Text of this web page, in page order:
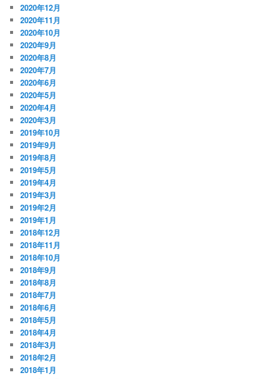
2020年12月
2020年11月
2020年10月
2020年9月
2020年8月
2020年7月
2020年6月
2020年5月
2020年4月
2020年3月
2019年10月
2019年9月
2019年8月
2019年5月
2019年4月
2019年3月
2019年2月
2019年1月
2018年12月
2018年11月
2018年10月
2018年9月
2018年8月
2018年7月
2018年6月
2018年5月
2018年4月
2018年3月
2018年2月
2018年1月